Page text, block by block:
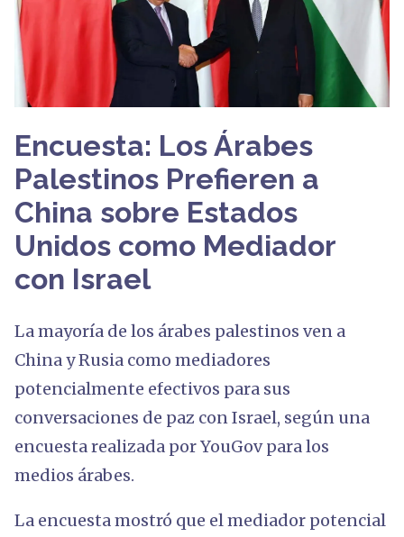
Encuesta: Los Árabes
Palestinos Prefieren a
China sobre Estados
Unidos como Mediador
con Israel
La mayoría de los árabes palestinos ven a
China y Rusia como mediadores
potencialmente efectivos para sus
conversaciones de paz con Israel, según una
encuesta realizada por YouGov para los
medios árabes.
La encuesta mostró que el mediador potencial